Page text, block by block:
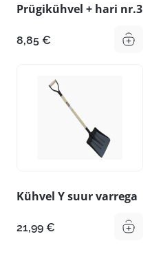
Prügikühvel + hari nr.3
8,85 €
Kühvel Y suur varrega
21,99 €